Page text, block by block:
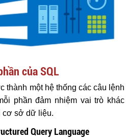
của SQL
thành một hệ thống các câu lệnh
phần đảm nhiệm vai trò khác
cơ sở dữ liệu.
Query Language